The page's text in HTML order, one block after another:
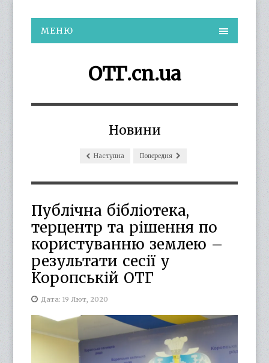
МЕНЮ
ОТГ.cn.ua
Новини
Наступна Попередня
Публічна бібліотека,
терцентр та рішення по
користуванню землею –
результати сесії у
Коропській ОТГ
Дата: 19 Лют, 2020